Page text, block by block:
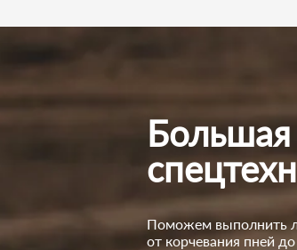
Большая
Поможем выполнить
от корчевания пней